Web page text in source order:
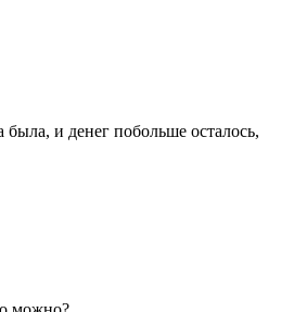
и денег побольше осталось,